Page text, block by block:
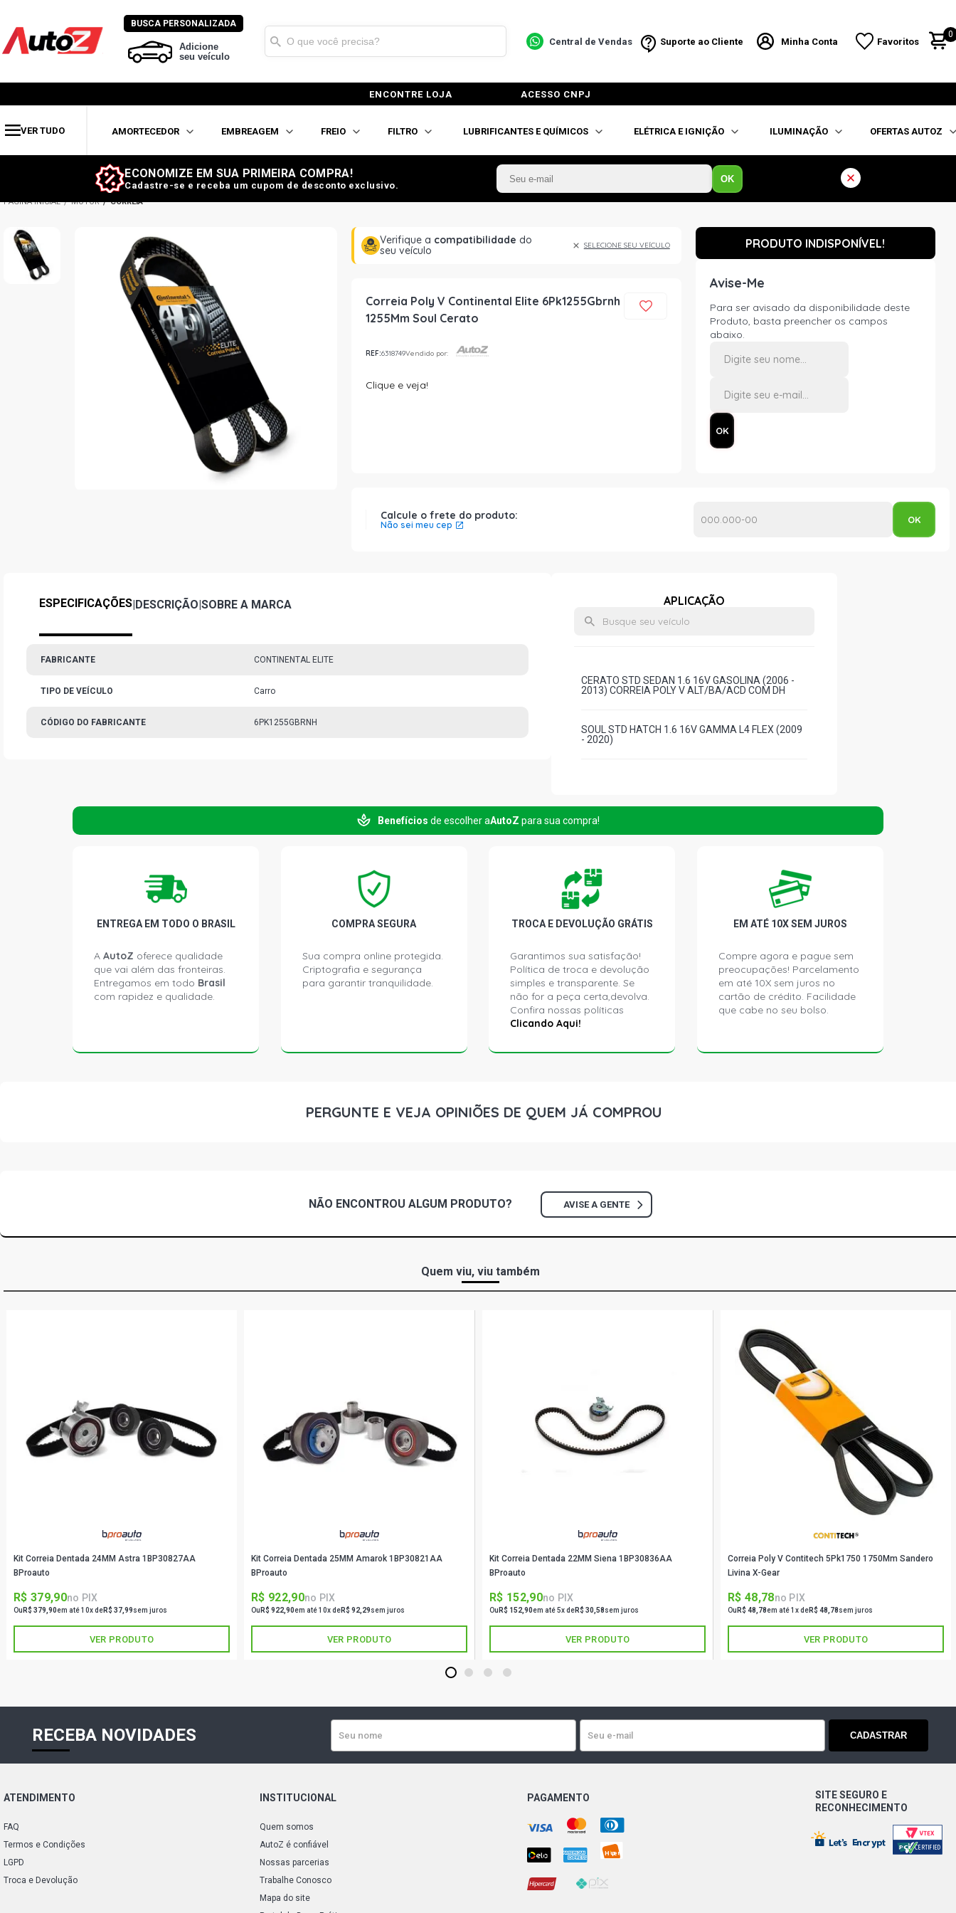
BUSCA PERSONALIZADA
Adicione
seu veículo
Central de Vendas Suporte ao Cliente Minha Conta Favoritos
0
ENCONTRE LOJA ACESSO CNPJ
VER TUDO AMORTECEDOR EMBREAGEM FREIO FILTRO LUBRIFICANTES E QUÍMICOS ELÉTRICA E IGNIÇÃO ILUMINAÇÃO OFERTAS AUTOZ
ECONOMIZE EM SUA PRIMEIRA COMPRA!
Cadastre-se e receba um cupom de desconto exclusivo.
OK
MOTOR CORREIA
Verifique a compatibilidade do
seu veículo
SELECIONE SEU VEÍCULO
Correia Poly V Continental Elite 6Pk1255Gbrnh
1255Mm Soul Cerato
REF:6318749Vendido por:
Clique e veja!
PRODUTO INDISPONÍVEL!
Avise-Me
Para ser avisado da disponibilidade deste
Produto, basta preencher os campos
abaixo.
Calcule o frete do produto:
Não sei meu cep
ESPECIFICAÇÕES|DESCRIÇÃO|SOBRE A MARCA
FABRICANTE CONTINENTAL ELITE
TIPO DE VEÍCULO Carro
CÓDIGO DO FABRICANTE 6PK1255GBRNH
APLICAÇÃO
CERATO STD SEDAN 1.6 16V GASOLINA (2006 -
2013) CORREIA POLY V ALT/BA/ACD COM DH
SOUL STD HATCH 1.6 16V GAMMA L4 FLEX (2009
- 2020)
Benefícios de escolher aAutoZ para sua compra!
ENTREGA EM TODO O BRASIL
A AutoZ oferece qualidade
que vai além das fronteiras.
Entregamos em todo Brasil
com rapidez e qualidade.
COMPRA SEGURA
Sua compra online protegida.
Criptografia e segurança
para garantir tranquilidade.
TROCA E DEVOLUÇÃO GRÁTIS
Garantimos sua satisfação!
Política de troca e devolução
simples e transparente. Se
não for a peça certa,devolva.
Confira nossas políticas
Clicando Aqui!
EM ATÉ 10X SEM JUROS
Compre agora e pague sem
preocupações! Parcelamento
em até 10X sem juros no
cartão de crédito. Facilidade
que cabe no seu bolso.
PERGUNTE E VEJA OPINIÕES DE QUEM JÁ COMPROU
NÃO ENCONTROU ALGUM PRODUTO? AVISE A GENTE
Quem viu, viu também
Kit Correia Dentada 24MM Astra 1BP30827AA
BProauto
R$ 379,90no PIX
Ou R$ 379,90em até 10x deR$ 37,99sem juros
VER PRODUTO
Kit Correia Dentada 25MM Amarok 1BP30821AA
BProauto
R$ 922,90no PIX
Ou R$ 922,90em até 10x deR$ 92,29sem juros
VER PRODUTO
Kit Correia Dentada 22MM Siena 1BP30836AA
BProauto
R$ 152,90no PIX
Ou R$ 152,90em até 5x deR$ 30,58sem juros
VER PRODUTO
Correia Poly V Contitech 5Pk1750 1750Mm Sandero
Livina X-Gear
R$ 48,78no PIX
Ou R$ 48,78em até 1x deR$ 48,78sem juros
VER PRODUTO
1 2 3 4
RECEBA NOVIDADES CADASTRAR
ATENDIMENTO
FAQ
Termos e Condições
LGPD
Troca e Devolução
INSTITUCIONAL
Quem somos
AutoZ é confiável
Nossas parcerias
Trabalhe Conosco
Mapa do site
PAGAMENTO
SITE SEGURO E
RECONHECIMENTO